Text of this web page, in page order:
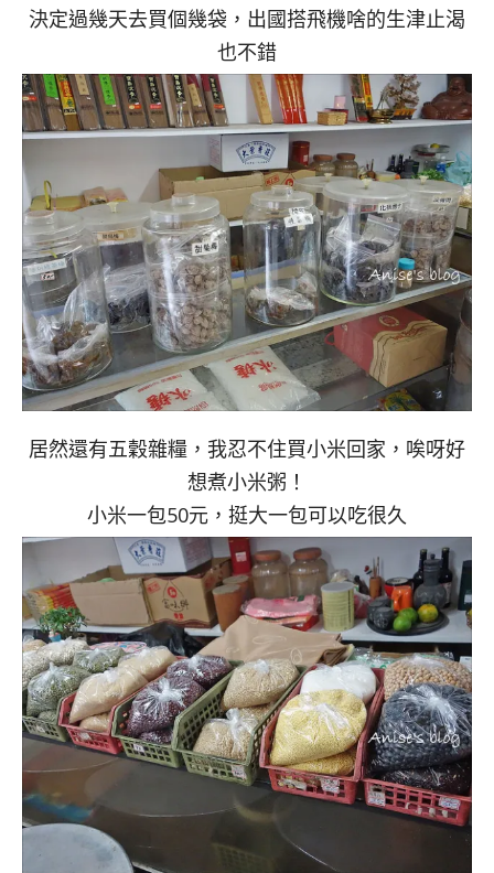
決定過幾天去買個幾袋，出國搭飛機啥的生津止渴
也不錯
居然還有五穀雜糧，我忍不住買小米回家，唉呀好
想煮小米粥！
小米一包50元，挺大一包可以吃很久